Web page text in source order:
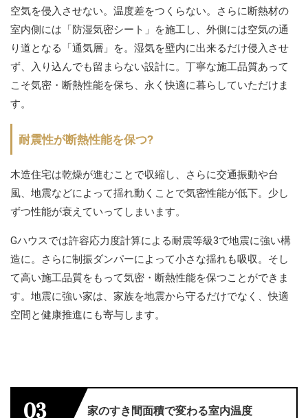
空気を侵入させない。温度差をつくらない。さらに断熱材の
室内側には「防湿気密シート」を施工し、外側には空気の通
り道となる「通気層」を。湿気を壁内に出来るだけ侵入させ
ず、入り込んでも留まらない設計に。丁寧な施工品質あって
こそ気密・断熱性能を保ち、永く快適に暮らしていただけま
す。
耐震性が断熱性能を保つ?
木造住宅は乾燥が進むことで収縮し、さらに交通振動や台
風、地震などによって揺れ動くことで気密性能が低下。少し
ずつ性能が衰えていってしまいます。
Gハウスでは許容応力度計算による耐震等級3で地震に強い構
造に。さらに制振ダンパーによって小さな揺れも吸収。そし
て高い施工品質をもって気密・断熱性能を保つことができま
す。地震に強い家は、家族を地震から守るだけでなく、快適
空間と健康推進にも寄与します。
03 家のすき間面積で変わる室内温度